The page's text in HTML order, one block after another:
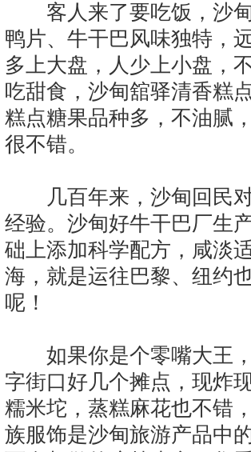
客人来了要吃饭，沙甸
鸭片、牛干巴风味独特，
多上大盘，人少上小盘，
吃甜食，沙甸舘驿清香糕
糕点糖果品种多，不油腻
很不错。
几百年来，沙甸回民对
经验。沙甸好牛干巴厂生
础上添加科学配方，咸淡
海，就是运往巴黎、纽约
呢！
如果你是个零嘴大王，
字街口好几个摊点，现炸
糯米坨，蒸糕麻花也不错
族服饰是沙甸旅游产品中